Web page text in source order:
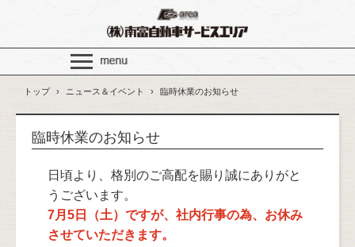
トップ › ニュース＆イベント › 臨時休業のお知らせ
臨時休業のお知らせ
日頃より、格別のご高配を賜り誠にありがと
うございます。
7月5日（土）ですが、社内行事の為、お休み
させていただきます。